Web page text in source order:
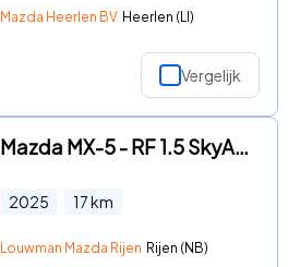
Mazda Heerlen BV Heerlen (LI)
Vergelijk
Mazda MX-5 - RF 1.5 SkyActiv-G 132 Homura
2025 17km
Louwman Mazda Rijen Rijen (NB)